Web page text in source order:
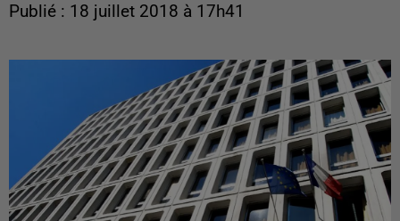
Publié : 18 juillet 2018 à 17h41